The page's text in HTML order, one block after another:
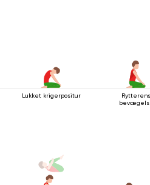
Lukket krigerpositur
Rytterens